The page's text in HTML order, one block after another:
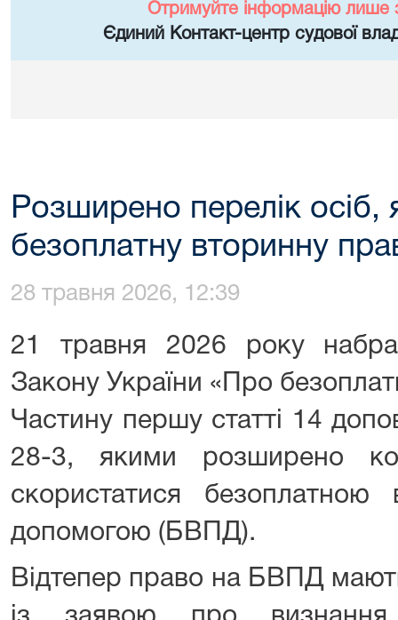
Отримуйте інформацію лише
Єдиний Контакт-центр судової
Розширено перелік осіб,
безоплатну вторинну
28 травня 2026, 12:39
21 травня 2026 року
Закону України «Про
Частину першу статті 14
28-3, якими розширено
скористатися
допомогою (БВПД).
Відтепер право на БВПД